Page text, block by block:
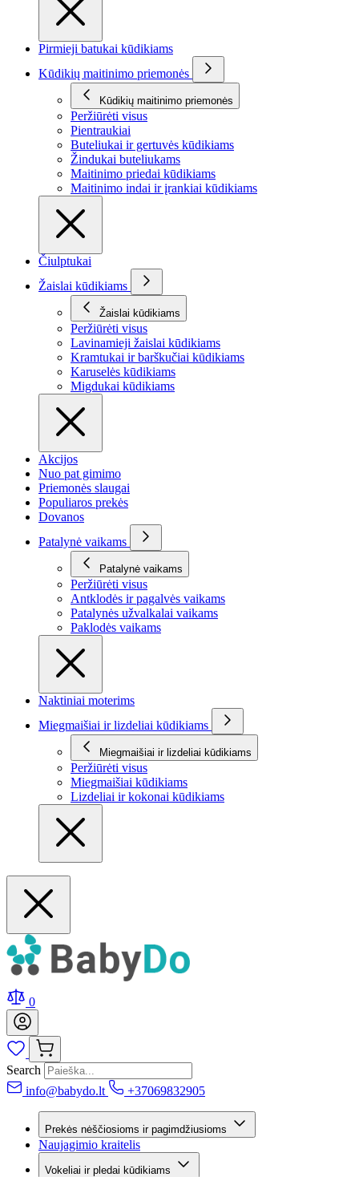
Pirmieji batukai kūdikiams
Kūdikių maitinimo priemonės
Kūdikių maitinimo priemonės
Peržiūrėti visus
Pientraukiai
Buteliukai ir gertuvės kūdikiams
Žindukai buteliukams
Maitinimo priedai kūdikiams
Maitinimo indai ir įrankiai kūdikiams
Čiulptukai
Žaislai kūdikiams
Žaislai kūdikiams
Peržiūrėti visus
Lavinamieji žaislai kūdikiams
Kramtukai ir barškučiai kūdikiams
Karuselės kūdikiams
Migdukai kūdikiams
Akcijos
Nuo pat gimimo
Priemonės slaugai
Populiaros prekės
Dovanos
Patalynė vaikams
Patalynė vaikams
Peržiūrėti visus
Antklodės ir pagalvės vaikams
Patalynės užvalkalai vaikams
Paklodės vaikams
Naktiniai moterims
Miegmaišiai ir lizdeliai kūdikiams
Miegmaišiai ir lizdeliai kūdikiams
Peržiūrėti visus
Miegmaišiai kūdikiams
Lizdeliai ir kokonai kūdikiams
0
Search
info@babydo.lt
+37069832905
Prekės nėščiosioms ir pagimdžiusioms
Naujagimio kraitelis
Vokeliai ir pledai kūdikiams